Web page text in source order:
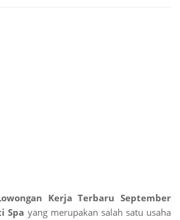
Kerja Terbaru September
Spa yang merupakan salah satu usaha